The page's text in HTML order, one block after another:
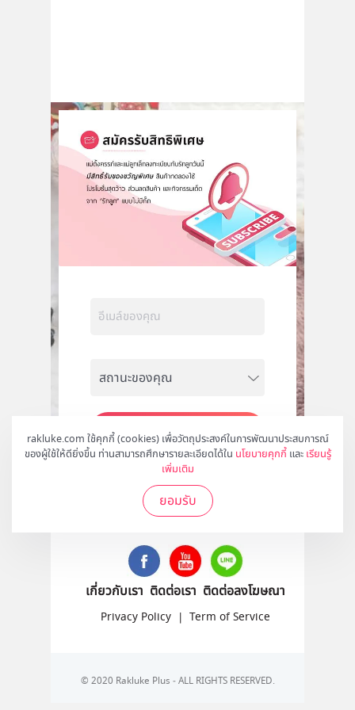
rakluke.com ใช้คุกกี้ (cookies) เพื่อวัตถุประสงค์ในการพัฒนาประสบการณ์
ของผู้ใช้ให้ดียิ่งขึ้น ท่านสามารถศึกษารายละเอียดได้ใน นโยบายคุกกี้ และ เรียนรู้
เพิ่มเติม
ยอมรับ
สมัคร
ติดตามเราได้ที่
เกี่ยวกับเรา ติดต่อเรา ติดต่อลงโฆษณา
Privacy Policy | Term of Service
© 2020 Rakluke Plus - ALL RIGHTS RESERVED.